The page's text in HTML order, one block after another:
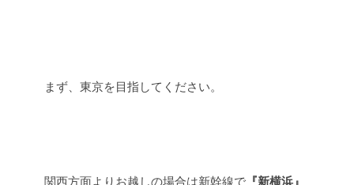
まず、東京を目指してください。
関西方面よりお越しの場合は新幹線で 『新横浜』